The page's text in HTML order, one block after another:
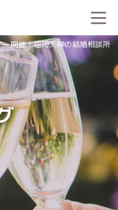
ー開催！福岡天神の結婚相談所